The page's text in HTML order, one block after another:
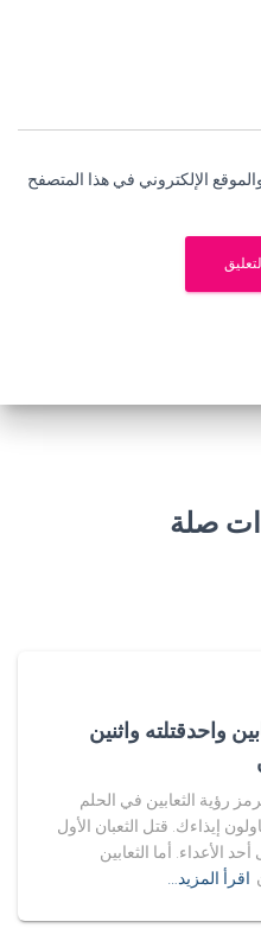
الإلكتروني في هذا المتصفح
صلة
واحدقتلته واثنين
رؤية الثعابين في الحلم
إيذاءك. قتل الثعبان الأول
الأعداء. أما الثعابين
اقرأ المزيد…